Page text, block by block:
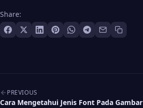
Share:
Post navigation
PREVIOUS
Cara Mengetahui Jenis Font Pada Gambar